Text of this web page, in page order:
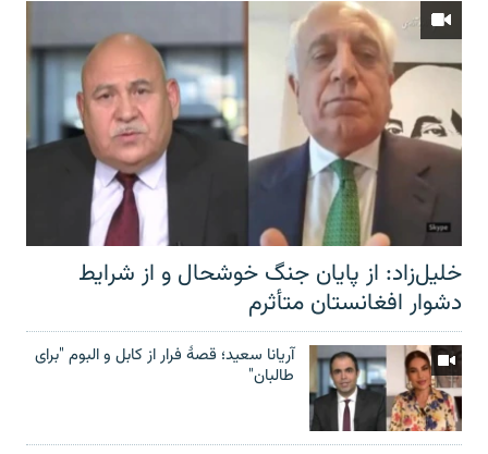
خلیل‌زاد: از پایان جنگ خوشحال و از شرایط
دشوار افغانستان متأثرم
آریانا سعید؛ قصۀ فرار از کابل و البوم "برای
طالبان"